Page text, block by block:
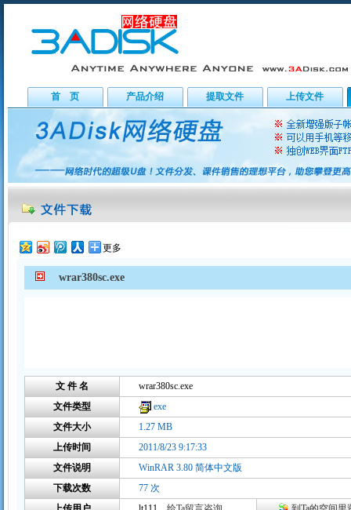
首 页 产品介绍 提取文件 上传文件
更多
wrar380sc.exe
文 件 名
wrar380sc.exe
文件类型
exe
文件大小
1.27 MB
上传时间
2011/8/23 9:17:33
文件说明
WinRAR 3.80 简体中文版
下载次数
77 次